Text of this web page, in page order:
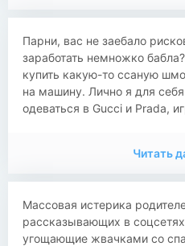
​​Парни, вас не заебало
заработать немножко
купить какую-то ссаную
на машину. Лично я для
одеваться в Gucci и Prada,
Читать
Массовая истерика
рассказывающих в
угощающие жвачками со